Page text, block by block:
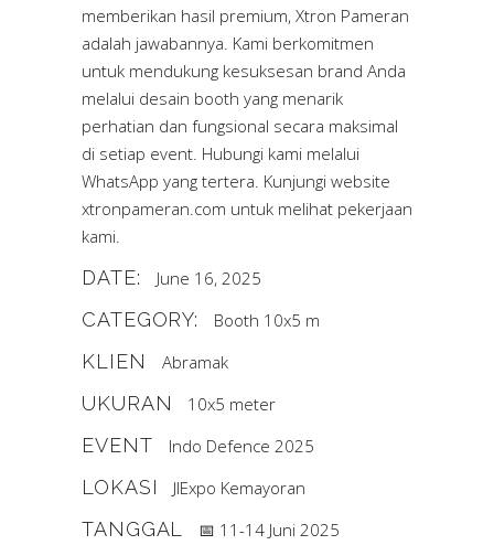
memberikan hasil premium, Xtron Pameran
adalah jawabannya. Kami berkomitmen
untuk mendukung kesuksesan brand Anda
melalui desain booth yang menarik
perhatian dan fungsional secara maksimal
di setiap event. Hubungi kami melalui
WhatsApp yang tertera. Kunjungi website
xtronpameran.com untuk melihat pekerjaan
kami.
DATE: June 16, 2025
CATEGORY: Booth 10x5 m
KLIEN Abramak
UKURAN 10x5 meter
EVENT Indo Defence 2025
LOKASI JIExpo Kemayoran
TANGGAL 📅 11-14 Juni 2025